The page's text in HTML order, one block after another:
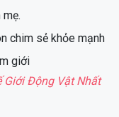
chim sẻ khỏe mạnh
giới
Giới Động Vật Nhất